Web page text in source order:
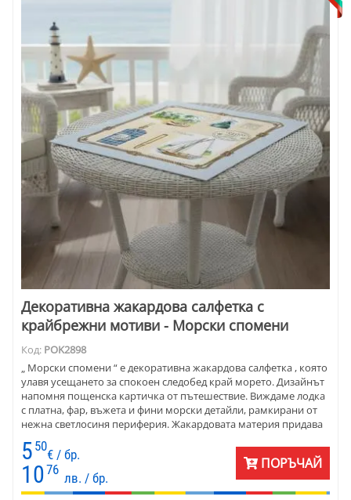
Декоративна жакардова салфетка с
крайбрежни мотиви - Морски спомени
Код: POK2898
„ Морски спомени “ е декоративна жакардова салфетка , която
улавя усещането за спокоен следобед край морето. Дизайнът
напомня пощенска картичка от пътешествие. Виждаме лодка
с платна, фар, въжета и фини морски детайли, рамкирани от
нежна светлосиня периферия. Жакардовата материя придава
дълбочина и изискан релеф. Галят сетивата и кожата.
Размерът е 45х45 см. Салфетката е прекрасен акцент за маса,
помощна мебел или конзола. Добавя характер и светло,
въздушно настроение към интериора.
5 50
€ / бр.
1076
лв. / бр.
ПОРЪЧАЙ